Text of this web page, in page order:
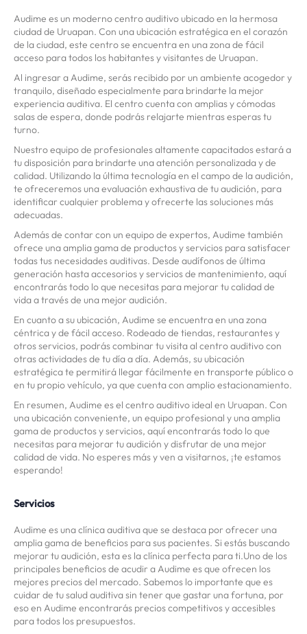
Audime es un moderno centro auditivo ubicado en la hermosa
ciudad de Uruapan. Con una ubicación estratégica en el corazón
de la ciudad, este centro se encuentra en una zona de fácil
acceso para todos los habitantes y visitantes de Uruapan.
Al ingresar a Audime, serás recibido por un ambiente acogedor y
tranquilo, diseñado especialmente para brindarte la mejor
experiencia auditiva. El centro cuenta con amplias y cómodas
salas de espera, donde podrás relajarte mientras esperas tu
turno.
Nuestro equipo de profesionales altamente capacitados estará a
tu disposición para brindarte una atención personalizada y de
calidad. Utilizando la última tecnología en el campo de la audición,
te ofreceremos una evaluación exhaustiva de tu audición, para
identificar cualquier problema y ofrecerte las soluciones más
adecuadas.
Además de contar con un equipo de expertos, Audime también
ofrece una amplia gama de productos y servicios para satisfacer
todas tus necesidades auditivas. Desde audífonos de última
generación hasta accesorios y servicios de mantenimiento, aquí
encontrarás todo lo que necesitas para mejorar tu calidad de
vida a través de una mejor audición.
En cuanto a su ubicación, Audime se encuentra en una zona
céntrica y de fácil acceso. Rodeado de tiendas, restaurantes y
otros servicios, podrás combinar tu visita al centro auditivo con
otras actividades de tu día a día. Además, su ubicación
estratégica te permitirá llegar fácilmente en transporte público o
en tu propio vehículo, ya que cuenta con amplio estacionamiento.
En resumen, Audime es el centro auditivo ideal en Uruapan. Con
una ubicación conveniente, un equipo profesional y una amplia
gama de productos y servicios, aquí encontrarás todo lo que
necesitas para mejorar tu audición y disfrutar de una mejor
calidad de vida. No esperes más y ven a visitarnos, ¡te estamos
esperando!
Servicios
Audime es una clínica auditiva que se destaca por ofrecer una
amplia gama de beneficios para sus pacientes. Si estás buscando
mejorar tu audición, esta es la clínica perfecta para ti.Uno de los
principales beneficios de acudir a Audime es que ofrecen los
mejores precios del mercado. Sabemos lo importante que es
cuidar de tu salud auditiva sin tener que gastar una fortuna, por
eso en Audime encontrarás precios competitivos y accesibles
para todos los presupuestos.